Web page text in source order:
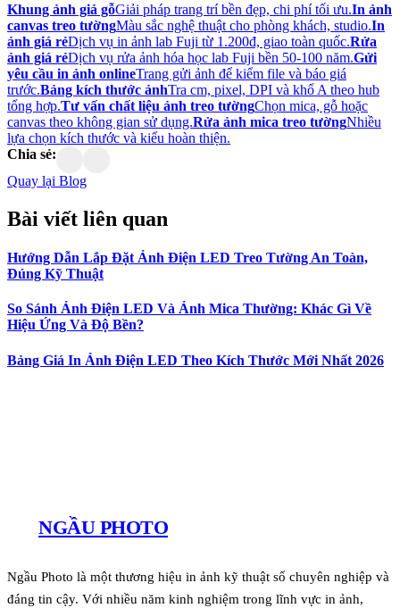
Khung ảnh giả gỗGiải pháp trang trí bền đẹp, chi phí tối ưu.In ảnh
canvas treo tườngMàu sắc nghệ thuật cho phòng khách, studio.In
ảnh giá rẻDịch vụ in ảnh lab Fuji từ 1.200đ, giao toàn quốc.Rửa
ảnh giá rẻDịch vụ rửa ảnh hóa học lab Fuji bền 50-100 năm.Gửi
yêu cầu in ảnh onlineTrang gửi ảnh để kiểm file và báo giá
trước.Bảng kích thước ảnhTra cm, pixel, DPI và khổ A theo hub
tổng hợp.Tư vấn chất liệu ảnh treo tườngChọn mica, gỗ hoặc
canvas theo không gian sử dụng.Rửa ảnh mica treo tườngNhiều
lựa chọn kích thước và kiểu hoàn thiện.
Chia sẻ:
Quay lại Blog
Bài viết liên quan
Hướng Dẫn Lắp Đặt Ảnh Điện LED Treo Tường An Toàn,
Đúng Kỹ Thuật
So Sánh Ảnh Điện LED Và Ảnh Mica Thường: Khác Gì Về
Hiệu Ứng Và Độ Bền?
Bảng Giá In Ảnh Điện LED Theo Kích Thước Mới Nhất 2026
NGẦU PHOTO
Ngầu Photo là một thương hiệu in ảnh kỹ thuật số chuyên nghiệp và
đáng tin cậy. Với nhiều năm kinh nghiệm trong lĩnh vực in ảnh,